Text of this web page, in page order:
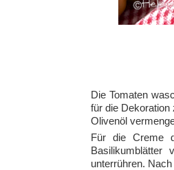
Die Tomaten
für die Dekoration
Olivenöl
Für die Creme
unterrühren.